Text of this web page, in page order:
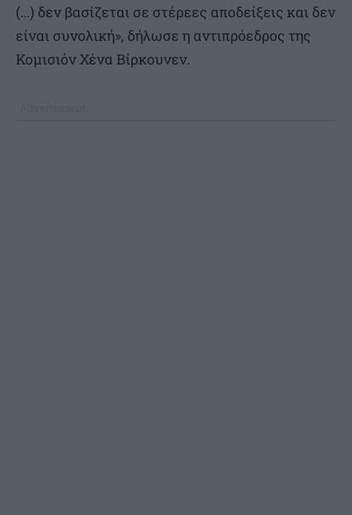
(…) δεν βασίζεται σε στέρεες αποδείξεις και δεν
είναι συνολική», δήλωσε η αντιπρόεδρος της
Κομισιόν Χένα Βίρκουνεν.